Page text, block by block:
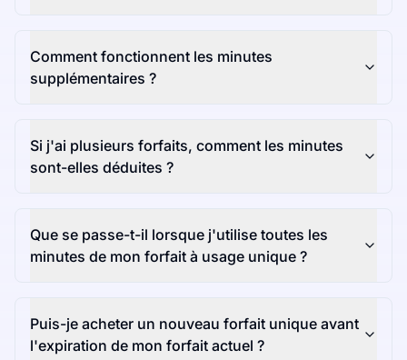
Comment fonctionnent les minutes
supplémentaires ?
Si j'ai plusieurs forfaits, comment les minutes
sont-elles déduites ?
Que se passe-t-il lorsque j'utilise toutes les
minutes de mon forfait à usage unique ?
Puis-je acheter un nouveau forfait unique avant
l'expiration de mon forfait actuel ?